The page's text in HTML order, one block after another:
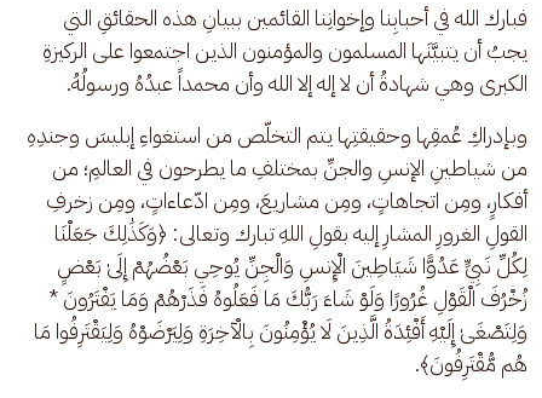
فبارك الله في أحبابِنا وإخوانِنا القائمين ببيانِ هذه الحقائقِ التي
يجبُ أن يتبيَّنَها المسلمون والمؤمنون الذين اجتمعوا على الركيزةِ
الكبرى وهي شهادةُ أن لا إله إلا الله وأن محمداً عبدُهُ ورسولُهُ.
وبإدراكِ عُمقِها وحقيقتِها يتم التخلّص من استغواءِ إبليسَ وجندِهِ
من شياطينِ الإنسِ والجنِّ بمختلفِ ما يطرحون في العالمِ؛ من
أفكارٍ، ومِن اتجاهاتٍ، ومِن مشاريعَ، ومِن ادّعاءاتٍ، ومِن زخرفِ
القولِ الغرورِ المشارِ إليه بقولِ اللهِ تبارك وتعالى: ﴿وَكَذَٰلِكَ جَعَلْنَا
لِكُلِّ نَبِيٍّ عَدُوًّا شَيَاطِينَ الْإِنسِ وَالْجِنِّ يُوحِي بَعْضُهُمْ إِلَىٰ بَعْضٍ
زُخْرُفَ الْقَوْلِ غُرُورًا وَلَوْ شَاءَ رَبُّكَ مَا فَعَلُوهُ فَذَرْهُمْ وَمَا يَفْتَرُونَ *
وَلِتَصْغَىٰ إِلَيْهِ أَفْئِدَةُ الَّذِينَ لَا يُؤْمِنُونَ بِالْآخِرَةِ وَلِيَرْضَوْهُ وَلِيَقْتَرِفُوا مَا
هُم مُّقْتَرِفُونَ﴾.